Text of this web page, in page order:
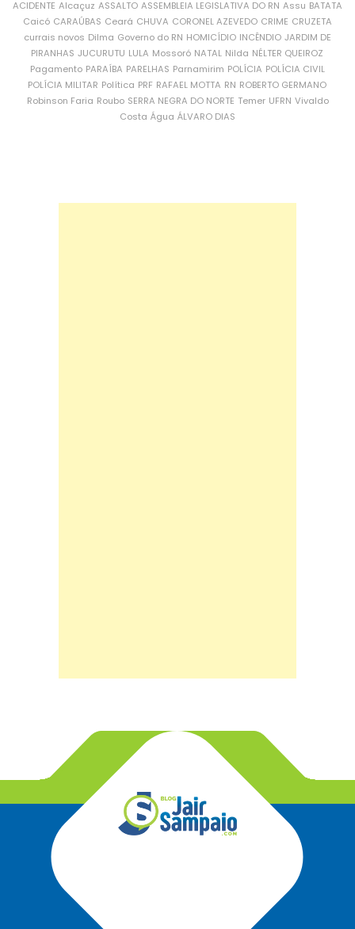
ACIDENTE Alcaçuz ASSALTO ASSEMBLEIA LEGISLATIVA DO RN Assu BATATA
Caicó CARAÚBAS Ceará CHUVA CORONEL AZEVEDO CRIME CRUZETA
currais novos Dilma Governo do RN HOMICÍDIO INCÊNDIO JARDIM DE
PIRANHAS JUCURUTU LULA Mossoró NATAL Nilda NÉLTER QUEIROZ
Pagamento PARAÍBA PARELHAS Parnamirim POLÍCIA POLÍCIA CIVIL
POLÍCIA MILITAR Política PRF RAFAEL MOTTA RN ROBERTO GERMANO
Robinson Faria Roubo SERRA NEGRA DO NORTE Temer UFRN Vivaldo
Costa Água ÁLVARO DIAS